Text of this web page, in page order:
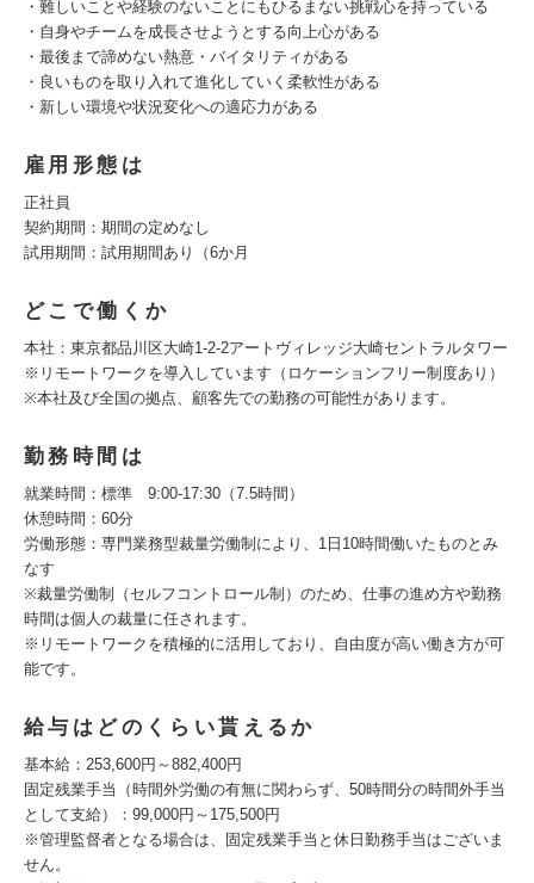
・難しいことや経験のないことにもひるまない挑戦心を持っている
・自身やチームを成長させようとする向上心がある
・最後まで諦めない熱意・バイタリティがある
・良いものを取り入れて進化していく柔軟性がある
・新しい環境や状況変化への適応力がある
雇用形態は
正社員
契約期間：期間の定めなし
試用期間：試用期間あり（6か月
どこで働くか
本社：東京都品川区大崎1-2-2アートヴィレッジ大崎セントラルタワー
※リモートワークを導入しています（ロケーションフリー制度あり）
※本社及び全国の拠点、顧客先での勤務の可能性があります。
勤務時間は
就業時間：標準 9:00-17:30（7.5時間）
休憩時間：60分
労働形態：専門業務型裁量労働制により、1日10時間働いたものとみ
なす
※裁量労働制（セルフコントロール制）のため、仕事の進め方や勤務
時間は個人の裁量に任されます。
※リモートワークを積極的に活用しており、自由度が高い働き方が可
能です。
給与はどのくらい貰えるか
基本給：253,600円～882,400円
固定残業手当（時間外労働の有無に関わらず、50時間分の時間外手当
として支給）：99,000円～175,500円
※管理監督者となる場合は、固定残業手当と休日勤務手当はございま
せん。